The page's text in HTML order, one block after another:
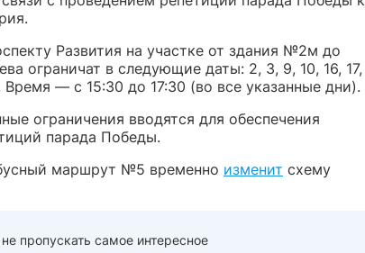
Развития на участке от здания №2м до
ограничат в следующие даты: 2, 3, 9, 10, 16, 17,
Время — с 15:30 до 17:30 (во все указанные дни).
ограничения вводятся для обеспечения
парада Победы.
маршрут №5 временно изменит схему
пропускать самое интересное